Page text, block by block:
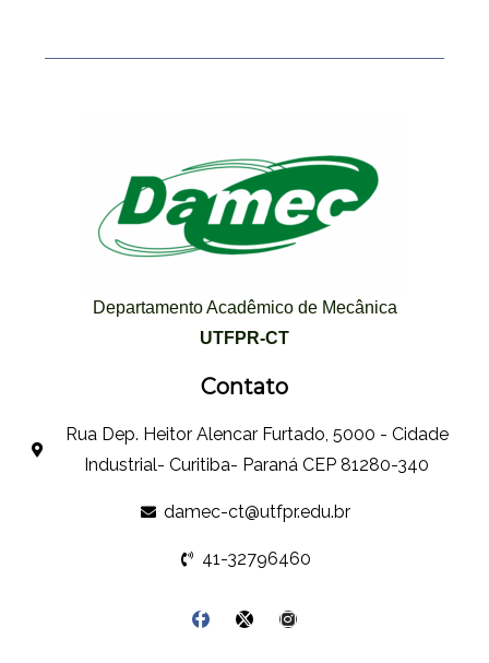
Departamento Acadêmico de Mecânica
UTFPR-CT
Contato
Rua Dep. Heitor Alencar Furtado, 5000 - Cidade
Industrial- Curitiba- Paraná CEP 81280-340
damec-ct@utfpr.edu.br
41-32796460